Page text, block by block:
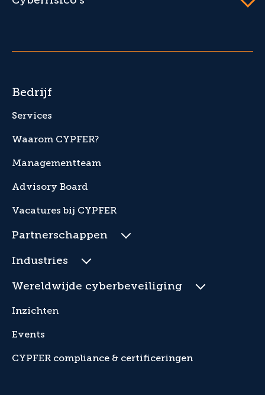
Bedrijf
Services
Waarom CYPFER?
Managementteam
Advisory Board
Vacatures bij CYPFER
Partnerschappen
Industries
Wereldwijde cyberbeveiliging
Inzichten
Events
CYPFER compliance & certificeringen